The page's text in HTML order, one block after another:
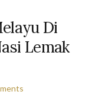
Di
Lemak